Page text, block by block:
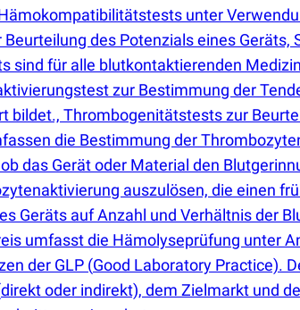
unter
des Potenzials eines
sind für alle blutkontaktierenden
zur Bestimmung der
bildet., Thrombogenitätstests zur
die Bestimmung der
das Gerät oder Material den
auszulösen, die einen
Geräts auf Anzahl und Verhältnis der
umfasst die Hämolyseprüfung unter
der GLP (Good Laboratory Practice).
direkt oder indirekt), dem Zielmarkt und